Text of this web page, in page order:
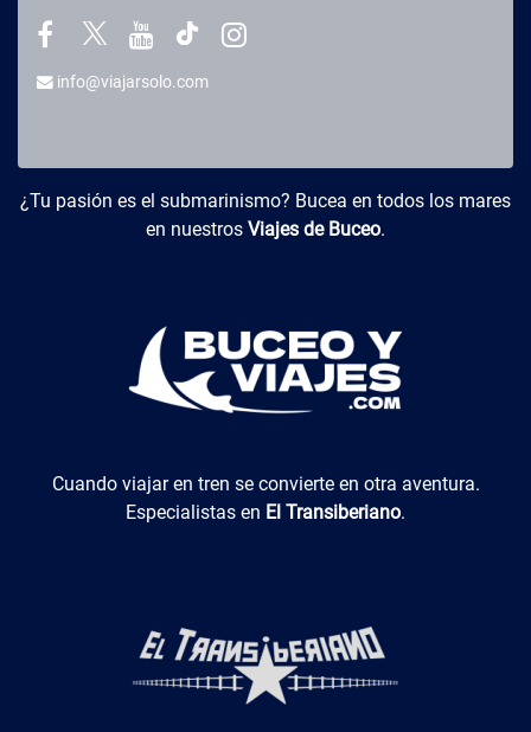
info@viajarsolo.com
Buceo y Viajes
¿Tu pasión es el submarinismo? Bucea en todos los mares
en nuestros Viajes de Buceo.
El Transiberiano
Cuando viajar en tren se convierte en otra aventura.
Especialistas en El Transiberiano.